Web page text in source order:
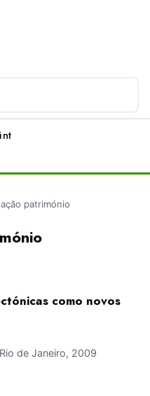
int
património
como novos
de Janeiro, 2009